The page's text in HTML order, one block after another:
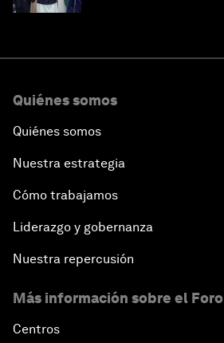
Quiénes somos
Quiénes somos
Nuestra estrategia
Cómo trabajamos
Liderazgo y gobernanza
Nuestra repercusión
Más información sobre el Foro
Centros